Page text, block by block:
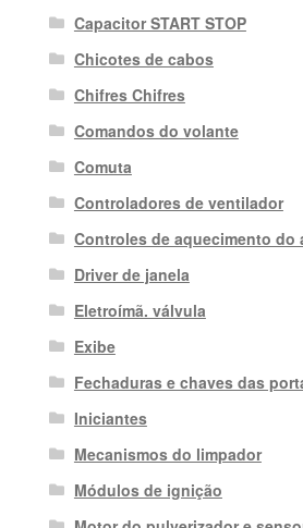
Capacitor START STOP
Chicotes de cabos
Chifres Chifres
Comandos do volante
Comuta
Controladores de ventilador
Controles de aquecimento do
Driver de janela
Eletroímã. válvula
Exibe
Fechaduras e chaves das
Iniciantes
Mecanismos do limpador
Módulos de ignição